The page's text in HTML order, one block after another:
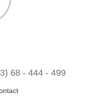
68 - 444 - 499